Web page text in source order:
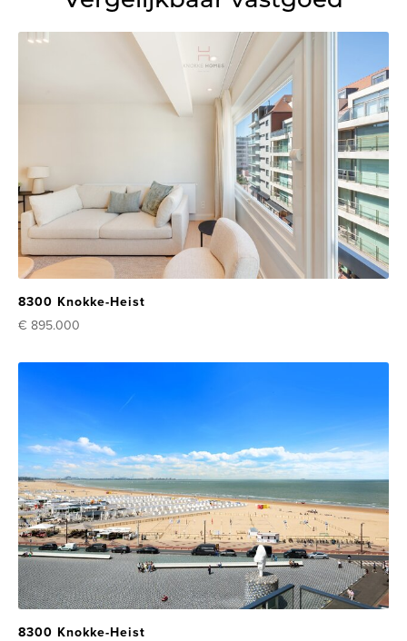
8300 Knokke-Heist
€ 895.000
8300 Knokke-Heist